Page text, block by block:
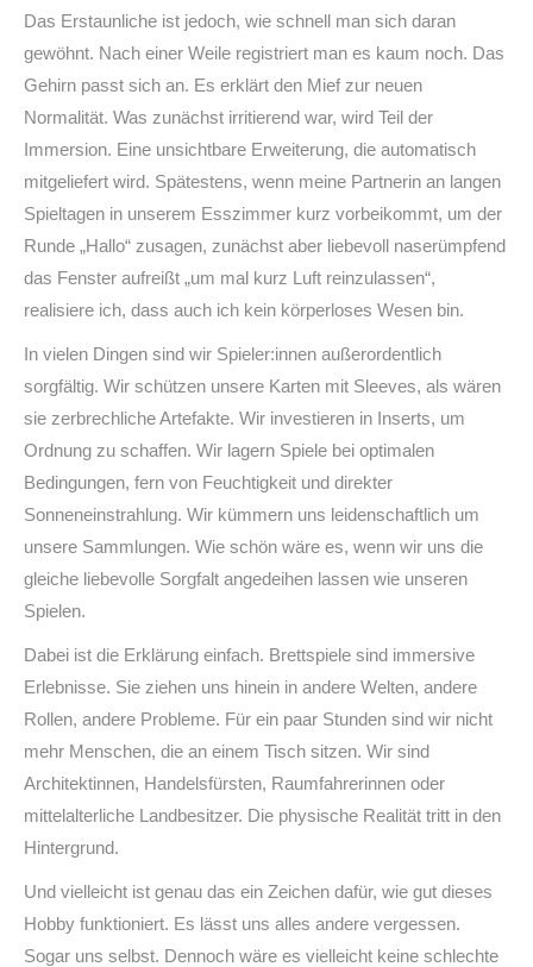
Das Erstaunliche ist jedoch, wie schnell man sich daran
gewöhnt. Nach einer Weile registriert man es kaum noch. Das
Gehirn passt sich an. Es erklärt den Mief zur neuen
Normalität. Was zunächst irritierend war, wird Teil der
Immersion. Eine unsichtbare Erweiterung, die automatisch
mitgeliefert wird. Spätestens, wenn meine Partnerin an langen
Spieltagen in unserem Esszimmer kurz vorbeikommt, um der
Runde „Hallo“ zusagen, zunächst aber liebevoll naserümpfend
das Fenster aufreißt „um mal kurz Luft reinzulassen“,
realisiere ich, dass auch ich kein körperloses Wesen bin.
In vielen Dingen sind wir Spieler:innen außerordentlich
sorgfältig. Wir schützen unsere Karten mit Sleeves, als wären
sie zerbrechliche Artefakte. Wir investieren in Inserts, um
Ordnung zu schaffen. Wir lagern Spiele bei optimalen
Bedingungen, fern von Feuchtigkeit und direkter
Sonneneinstrahlung. Wir kümmern uns leidenschaftlich um
unsere Sammlungen. Wie schön wäre es, wenn wir uns die
gleiche liebevolle Sorgfalt angedeihen lassen wie unseren
Spielen.
Dabei ist die Erklärung einfach. Brettspiele sind immersive
Erlebnisse. Sie ziehen uns hinein in andere Welten, andere
Rollen, andere Probleme. Für ein paar Stunden sind wir nicht
mehr Menschen, die an einem Tisch sitzen. Wir sind
Architektinnen, Handelsfürsten, Raumfahrerinnen oder
mittelalterliche Landbesitzer. Die physische Realität tritt in den
Hintergrund.
Und vielleicht ist genau das ein Zeichen dafür, wie gut dieses
Hobby funktioniert. Es lässt uns alles andere vergessen.
Sogar uns selbst. Dennoch wäre es vielleicht keine schlechte